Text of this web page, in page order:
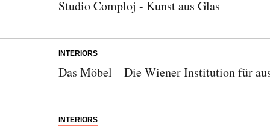
Studio Comploj - Kunst aus Glas
INTERIORS
Das Möbel – Die Wiener Institution für
INTERIORS